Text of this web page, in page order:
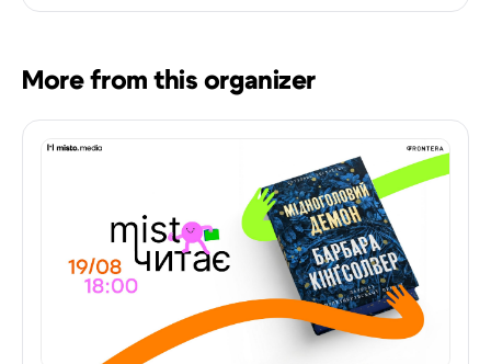
More from this organizer